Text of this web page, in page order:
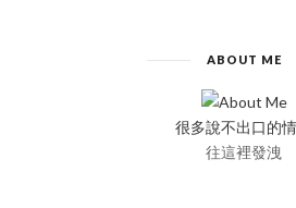
ABOUT ME
很多說不出口的
往這裡發洩